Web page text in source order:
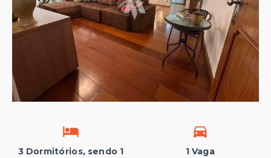
3 Dormitórios, sendo 1
1 Vaga